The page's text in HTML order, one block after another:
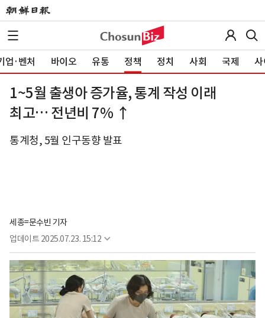
업·벤처 바이오 유통 정책 정치 사회 국제 사
1~5월 출생아 증가율, 통계 작성 이래
최고… 전년비 7% ↑
통계청, 5월 인구동향 발표
세종=문수빈 기자
업데이트 2025.07.23. 15:12